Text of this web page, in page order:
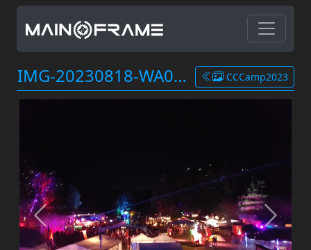
IMG-20230818-WA0004.jpg CCCamp2023